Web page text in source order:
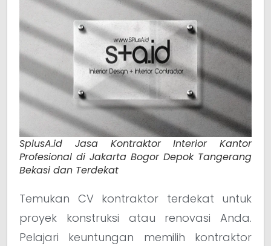
SplusA.id Jasa Kontraktor Interior Kantor
Profesional di Jakarta Bogor Depok Tangerang
Bekasi dan Terdekat
Temukan CV kontraktor terdekat untuk
proyek konstruksi atau renovasi Anda.
Pelajari keuntungan memilih kontraktor